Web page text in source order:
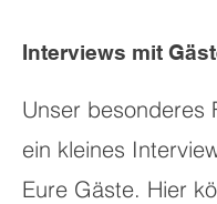
Interviews mit
Unser besonderes
ein kleines
Eure Gäste. Hier